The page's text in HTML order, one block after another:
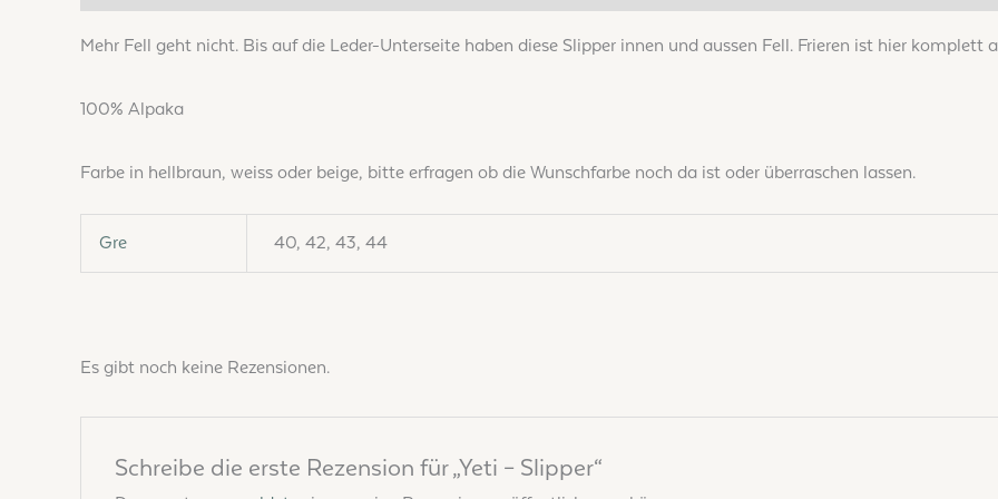
Mehr Fell geht nicht. Bis auf die Leder-Unterseite haben diese Slipper innen und aussen Fell. Frieren ist hier komplett
100% Alpaka
Farbe in hellbraun, weiss oder beige, bitte erfragen ob die Wunschfarbe noch da ist oder überraschen lassen.
Gre 40, 42, 43, 44
Es gibt noch keine Rezensionen.
Schreibe die erste Rezension für „Yeti – Slipper“